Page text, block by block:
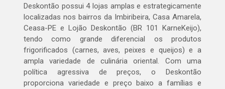
Deskontão possui 4 lojas amplas e estrategicamente
localizadas nos bairros da Imbiribeira, Casa Amarela,
Ceasa-PE e Lojão Deskontão (BR 101 KarneKeijo),
tendo como grande diferencial os produtos
frigorificados (carnes, aves, peixes e queijos) e a
ampla variedade de culinária oriental. Com uma
política agressiva de preços, o Deskontão
proporciona variedade e preço baixo a famílias e